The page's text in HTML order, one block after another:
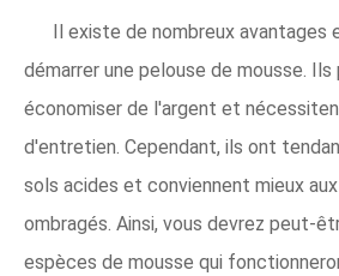
Il existe de nombreux avantages
démarrer une pelouse de mousse.
économiser de l'argent et
d'entretien. Cependant, ils ont
sols acides et conviennent mieux
ombragés. Ainsi, vous devrez peut-
espèces de mousse qui